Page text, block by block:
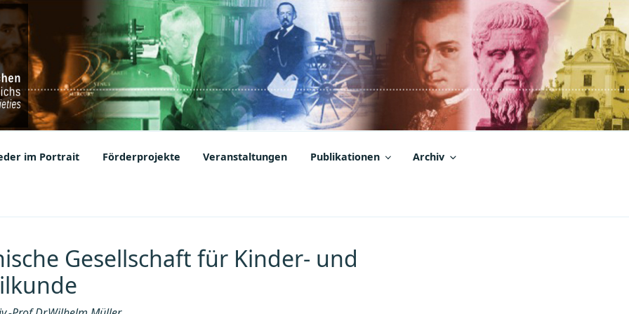
Societies
im Portrait Förderprojekte Veranstaltungen Publikationen Archiv
Gesellschaft für Kinder- und